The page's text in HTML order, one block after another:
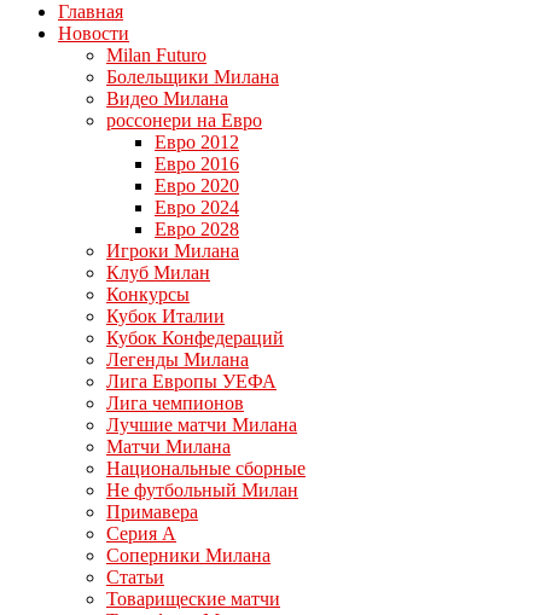
Главная
Новости
Milan Futuro
Болельщики Милана
Видео Милана
россонери на Евро
Евро 2012
Евро 2016
Евро 2020
Евро 2024
Евро 2028
Игроки Милана
Клуб Милан
Конкурсы
Кубок Италии
Кубок Конфедераций
Легенды Милана
Лига Европы УЕФА
Лига чемпионов
Лучшие матчи Милана
Матчи Милана
Национальные сборные
Не футбольный Милан
Примавера
Серия А
Соперники Милана
Статьи
Товарищеские матчи